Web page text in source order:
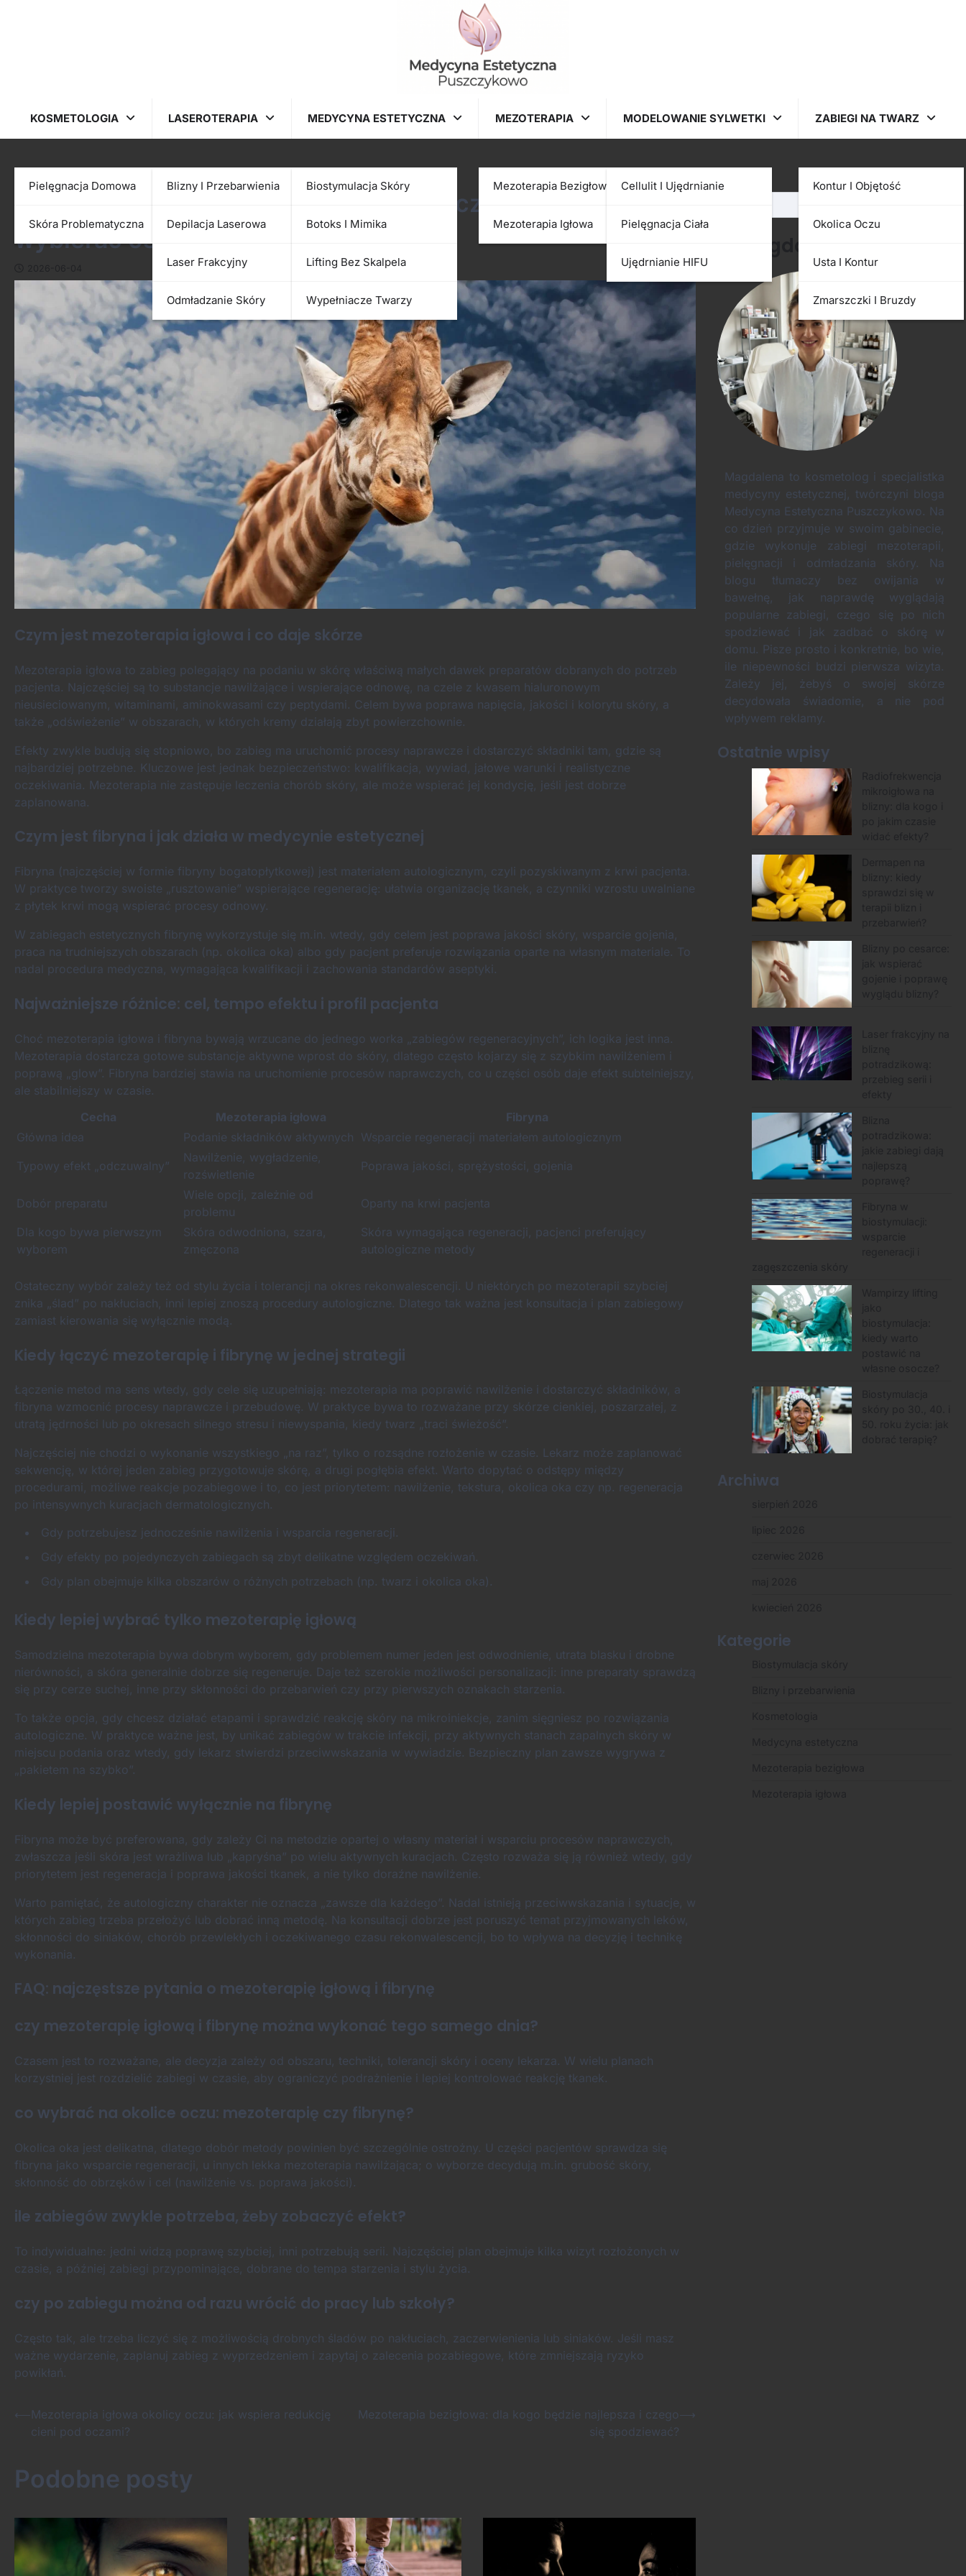
KOSMETOLOGIA
Pielęgnacja Domowa
Skóra Problematyczna
LASEROTERAPIA
Blizny I Przebarwienia
Depilacja Laserowa
Laser Frakcyjny
Odmładzanie Skóry
MEDYCYNA ESTETYCZNA
Biostymulacja Skóry
Botoks I Mimika
Lifting Bez Skalpela
Wypełniacze Twarzy
MEZOTERAPIA
Mezoterapia Bezigłowa
Mezoterapia Igłowa
MODELOWANIE SYLWETKI
Cellulit I Ujędrnianie
Pielęgnacja Ciała
Ujędrnianie HIFU
ZABIEGI NA TWARZ
Kontur I Objętość
Okolica Oczu
Usta I Kontur
Zmarszczki I Bruzdy
MEZOTERAPIA IGŁOWA
Mezoterapia igłowa a fibryna: kiedy łączyć, a kiedy
wybierać osobno?
Czym jest mezoterapia igłowa i co daje skórze
Mezoterapia igłowa to zabieg polegający na podaniu w skórę właściwą małych dawek preparatów dobranych do potrzeb
pacjenta. Najczęściej są to substancje nawilżające i wspierające odnowę, na czele z kwasem hialuronowym
nieusieciowanym, witaminami, aminokwasami czy peptydami. Celem bywa poprawa napięcia, jakości i kolorytu skóry, a
także „odświeżenie” w obszarach, w których kremy działają zbyt powierzchownie.
Efekty zwykle budują się stopniowo, bo zabieg ma uruchomić procesy naprawcze i dostarczyć składniki tam, gdzie są
najbardziej potrzebne. Kluczowe jest jednak bezpieczeństwo: kwalifikacja, wywiad, jałowe warunki i realistyczne
oczekiwania. Mezoterapia nie zastępuje leczenia chorób skóry, ale może wspierać jej kondycję, jeśli jest dobrze
zaplanowana.
Czym jest fibryna i jak działa w medycynie estetycznej
Fibryna (najczęściej w formie fibryny bogatopłytkowej) jest materiałem autologicznym, czyli pozyskiwanym z krwi pacjenta.
W praktyce tworzy swoiste „rusztowanie” wspierające regenerację: ułatwia organizację tkanek, a czynniki wzrostu uwalniane
z płytek krwi mogą wspierać procesy odnowy.
W zabiegach estetycznych fibrynę wykorzystuje się m.in. wtedy, gdy celem jest poprawa jakości skóry, wsparcie gojenia,
praca na trudniejszych obszarach (np. okolica oka) albo gdy pacjent preferuje rozwiązania oparte na własnym materiale. To
nadal procedura medyczna, wymagająca kwalifikacji i zachowania standardów aseptyki.
Najważniejsze różnice: cel, tempo efektu i profil pacjenta
Choć mezoterapia igłowa i fibryna bywają wrzucane do jednego worka „zabiegów regeneracyjnych”, ich logika jest inna.
Mezoterapia dostarcza gotowe substancje aktywne wprost do skóry, dlatego często kojarzy się z szybkim nawilżeniem i
poprawą „glow”. Fibryna bardziej stawia na uruchomienie procesów naprawczych, co u części osób daje efekt subtelniejszy,
ale stabilniejszy w czasie.
Cecha
Mezoterapia igłowa
Fibryna
Główna idea
Podanie składników aktywnych Wsparcie regeneracji materiałem autologicznym
Typowy efekt „odczuwalny”
Nawilżenie, wygładzenie,
rozświetlenie
Poprawa jakości, sprężystości, gojenia
Dobór preparatu
Wiele opcji, zależnie od
problemu
Oparty na krwi pacjenta
Dla kogo bywa pierwszym
wyborem
Skóra odwodniona, szara,
zmęczona
Skóra wymagająca regeneracji, pacjenci preferujący
autologiczne metody
Ostateczny wybór zależy też od stylu życia i tolerancji na okres rekonwalescencji. U niektórych po mezoterapii szybciej
znika „ślad” po nakłuciach, inni lepiej znoszą procedury autologiczne. Dlatego tak ważna jest konsultacja i plan zabiegowy
zamiast kierowania się wyłącznie modą.
Kiedy łączyć mezoterapię i fibrynę w jednej strategii
Łączenie metod ma sens wtedy, gdy cele się uzupełniają: mezoterapia ma poprawić nawilżenie i dostarczyć składników, a
fibryna wzmocnić procesy naprawcze i przebudowę. W praktyce bywa to rozważane przy skórze cienkiej, poszarzałej, z
utratą jędrności lub po okresach silnego stresu i niewyspania, kiedy twarz „traci świeżość”.
Najczęściej nie chodzi o wykonanie wszystkiego „na raz”, tylko o rozsądne rozłożenie w czasie. Lekarz może zaplanować
sekwencję, w której jeden zabieg przygotowuje skórę, a drugi pogłębia efekt. Warto dopytać o odstępy między
procedurami, możliwe reakcje pozabiegowe i to, co jest priorytetem: nawilżenie, tekstura, okolica oka czy np. regeneracja
po intensywnych kuracjach dermatologicznych.
Gdy potrzebujesz jednocześnie nawilżenia i wsparcia regeneracji.
Gdy efekty po pojedynczych zabiegach są zbyt delikatne względem oczekiwań.
Gdy plan obejmuje kilka obszarów o różnych potrzebach (np. twarz i okolica oka).
Kiedy lepiej wybrać tylko mezoterapię igłową
Samodzielna mezoterapia bywa dobrym wyborem, gdy problemem numer jeden jest odwodnienie, utrata blasku i drobne
nierówności, a skóra generalnie dobrze się regeneruje. Daje też szerokie możliwości personalizacji: inne preparaty sprawdzą
się przy cerze suchej, inne przy skłonności do przebarwień czy przy pierwszych oznakach starzenia.
To także opcja, gdy chcesz działać etapami i sprawdzić reakcję skóry na mikroiniekcje, zanim sięgniesz po rozwiązania
autologiczne. W praktyce ważne jest, by unikać zabiegów w trakcie infekcji, przy aktywnych stanach zapalnych skóry w
miejscu podania oraz wtedy, gdy lekarz stwierdzi przeciwwskazania w wywiadzie. Bezpieczny plan zawsze wygrywa z
„pakietem na szybko”.
Kiedy lepiej postawić wyłącznie na fibrynę
Fibryna może być preferowana, gdy zależy Ci na metodzie opartej o własny materiał i wsparciu procesów naprawczych,
zwłaszcza jeśli skóra jest wrażliwa lub „kapryśna” po wielu aktywnych kuracjach. Często rozważa się ją również wtedy, gdy
priorytetem jest regeneracja i poprawa jakości tkanek, a nie tylko doraźne nawilżenie.
Warto pamiętać, że autologiczny charakter nie oznacza „zawsze dla każdego”. Nadal istnieją przeciwwskazania i sytuacje, w
których zabieg trzeba przełożyć lub dobrać inną metodę. Na konsultacji dobrze jest poruszyć temat przyjmowanych leków,
skłonności do siniaków, chorób przewlekłych i oczekiwanego czasu rekonwalescencji, bo to wpływa na decyzję i technikę
wykonania.
FAQ: najczęstsze pytania o mezoterapię igłową i fibrynę
czy mezoterapię igłową i fibrynę można wykonać tego samego dnia?
Czasem jest to rozważane, ale decyzja zależy od obszaru, techniki, tolerancji skóry i oceny lekarza. W wielu planach
korzystniej jest rozdzielić zabiegi w czasie, aby ograniczyć podrażnienie i lepiej kontrolować reakcję tkanek.
co wybrać na okolice oczu: mezoterapię czy fibrynę?
Okolica oka jest delikatna, dlatego dobór metody powinien być szczególnie ostrożny. U części pacjentów sprawdza się
fibryna jako wsparcie regeneracji, u innych lekka mezoterapia nawilżająca; o wyborze decydują m.in. grubość skóry,
skłonność do obrzęków i cel (nawilżenie vs. poprawa jakości).
ile zabiegów zwykle potrzeba, żeby zobaczyć efekt?
To indywidualne: jedni widzą poprawę szybciej, inni potrzebują serii. Najczęściej plan obejmuje kilka wizyt rozłożonych w
czasie, a później zabiegi przypominające, dobrane do tempa starzenia i stylu życia.
czy po zabiegu można od razu wrócić do pracy lub szkoły?
Często tak, ale trzeba liczyć się z możliwością drobnych śladów po nakłuciach, zaczerwienienia lub siniaków. Jeśli masz
ważne wydarzenie, zaplanuj zabieg z wyprzedzeniem i zapytaj o zalecenia pozabiegowe, które zmniejszają ryzyko
powikłań.
Nawigacja
wpisu
⟵Mezoterapia igłowa okolicy oczu: jak wspiera redukcję
cieni pod oczami?
Mezoterapia bezigłowa: dla kogo będzie najlepsza i czego
się spodziewać?
⟶
Podobne posty
Szukaj
Magdalena to kosmetolog i specjalistka
medycyny estetycznej, twórczyni bloga
Medycyna Estetyczna Puszczykowo. Na
co dzień przyjmuje w swoim gabinecie,
gdzie wykonuje zabiegi mezoterapii,
pielęgnacji i odmładzania skóry. Na
blogu tłumaczy bez owijania w
bawełnę, jak naprawdę wyglądają
popularne zabiegi, czego się po nich
spodziewać i jak zadbać o skórę w
domu. Pisze prosto i konkretnie, bo wie,
ile niepewności budzi pierwsza wizyta.
Zależy jej, żebyś o swojej skórze
decydowała świadomie, a nie pod
wpływem reklamy.
Ostatnie wpisy
Archiwa
Kategorie